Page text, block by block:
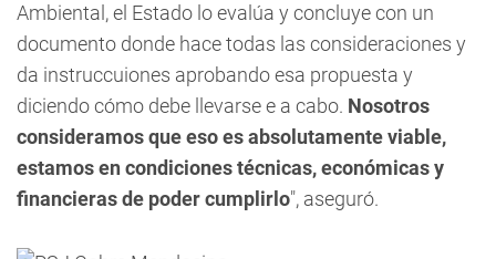
Ambiental, el Estado lo evalúa y concluye con un
documento donde hace todas las consideraciones y
da instruccuiones aprobando esa propuesta y
diciendo cómo debe llevarse e a cabo. Nosotros
consideramos que eso es absolutamente viable,
estamos en condiciones técnicas, económicas y
financieras de poder cumplirlo", aseguró.